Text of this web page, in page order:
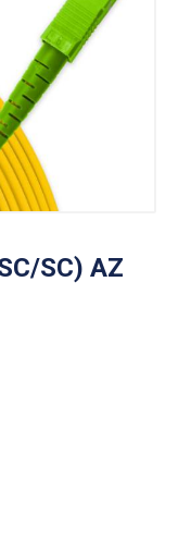
SC) AZ